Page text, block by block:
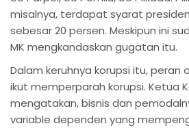
misalnya, terdapat syarat
sebesar 20 persen. Meskipun ini
MK mengkandaskan gugatan itu.
Dalam keruhnya korupsi itu, peran
ikut memperparah korupsi. Ketua
mengatakan, bisnis dan
variable dependen yang